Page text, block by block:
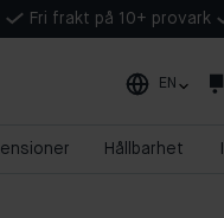
Fri frakt på 10+ provark
EN
Hållbarhet